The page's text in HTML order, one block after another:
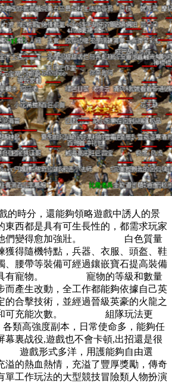
分，還能夠領略遊戲中誘人的景
東西都是具有可生長性的，都需求玩家
他們變得愈加強壯。 白色質量
獲得隨機特點，兵器、衣服、頭盔、鞋
、腰帶等裝備可經過鑲嵌寶石提高裝備
具有寵物。 寵物的等級和數量
而產生改動，全工作都能夠依據自己英
的合擊技術，並經過晉級英豪的火龍之
和可充能次數。 組隊玩法更
各類高強度副本，日常使命多，能夠任
幕裏战役,遊戲也不會卡頓,出招還是很
戲形式多洋，用護能夠自由選
溢的熱血熱情，充溢了豐厚獎勵，傳奇
單工作玩法的大型競技冒險類人物扮演